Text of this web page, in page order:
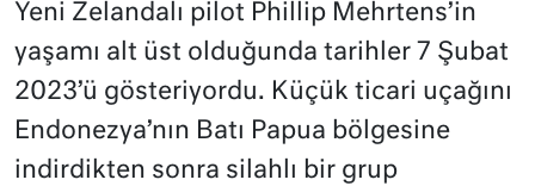
Yeni Zelandalı pilot Phillip Mehrtens’in
yaşamı alt üst olduğunda tarihler 7 Şubat
2023’ü gösteriyordu. Küçük ticari uçağını
Endonezya’nın Batı Papua bölgesine
indirdikten sonra silahlı bir grup